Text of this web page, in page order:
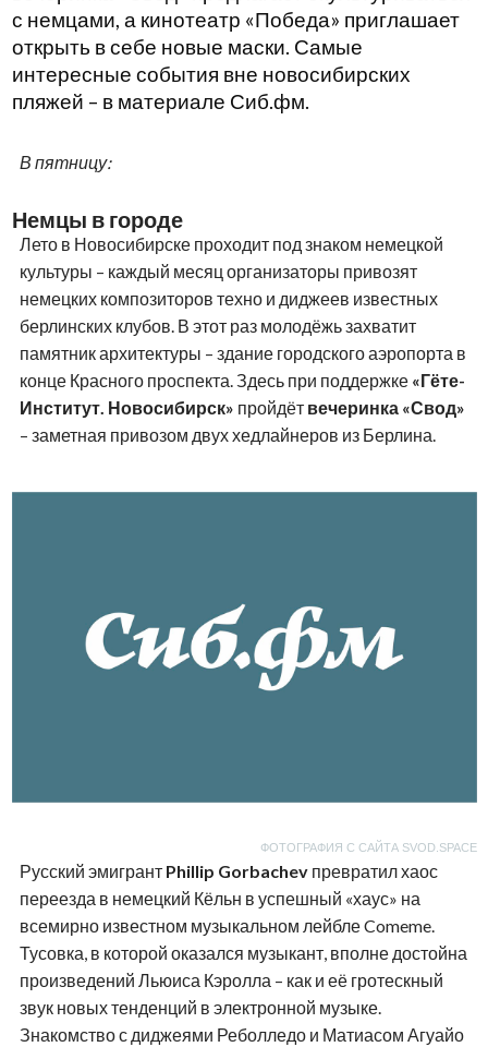
с немцами, а кинотеатр «Победа» приглашает
открыть в себе новые маски. Самые
интересные события вне новосибирских
пляжей – в материале Сиб.фм.
В пятницу:
Немцы в городе
Лето в Новосибирске проходит под знаком немецкой
культуры – каждый месяц организаторы привозят
немецких композиторов техно и диджеев известных
берлинских клубов. В этот раз молодёжь захватит
памятник архитектуры – здание городского аэропорта в
конце Красного проспекта. Здесь при поддержке «Гёте-
Институт. Новосибирск» пройдёт вечеринка «Свод»
– заметная привозом двух хедлайнеров из Берлина.
ФОТОГРАФИЯ С САЙТА SVOD.SPACE
Русский эмигрант Phillip Gorbachevпревратил хаос
переезда в немецкий Кёльн в успешный «хаус» на
всемирно известном музыкальном лейбле Comeme.
Тусовка, в которой оказался музыкант, вполне достойна
произведений Льюиса Кэролла – как и её гротескный
звук новых тенденций в электронной музыке.
Знакомство с диджеями Реболледо и Матиасом Агуайо